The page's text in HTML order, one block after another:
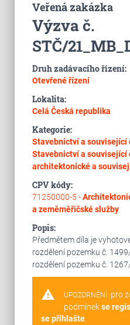
Veřená zakázka
Výzva č.
STČ/
Druh zadávacího řízení:
Otevřené řízení
Lokalita:
Celá Česká republika
Kategorie:
Stavebnictví a související
Stavebnictví a související
architektonické a
CPV kódy:
71250000-5 -
a zeměměřičské služby
Popis:
Předmětem díla je
rozdělení pozemku č.
rozdělení pozemku č.
warning UPOZORNĚNÍ: pro
podmínekse
se přihlašte.